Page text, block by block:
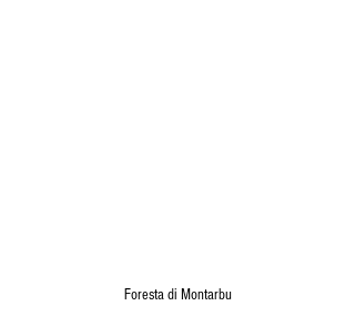
Foresta di Montarbu